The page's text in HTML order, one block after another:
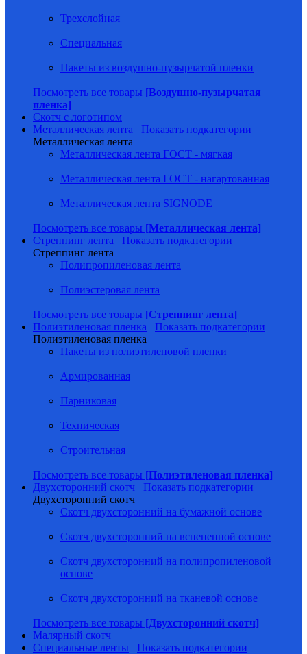
Трехслойная
Специальная
Пакеты из воздушно-пузырчатой пленки
Посмотреть все товары [Воздушно-пузырчатая
пленка]
Скотч с логотипом
Металлическая лента
Показать подкатегории
Металлическая лента
Металлическая лента ГОСТ - мягкая
Металлическая лента ГОСТ - нагартованная
Металлическая лента SIGNODE
Посмотреть все товары [Металлическая лента]
Стреппинг лента
Показать подкатегории
Стреппинг лента
Полипропиленовая лента
Полиэстеровая лента
Посмотреть все товары [Стреппинг лента]
Полиэтиленовая пленка
Показать подкатегории
Полиэтиленовая пленка
Пакеты из полиэтиленовой пленки
Армированная
Парниковая
Техническая
Строительная
Посмотреть все товары [Полиэтиленовая пленка]
Двухсторонний скотч
Показать подкатегории
Двухсторонний скотч
Скотч двухсторонний на бумажной основе
Скотч двухсторонний на вспененной основе
Скотч двухсторонний на полипропиленовой
основе
Скотч двухсторонний на тканевой основе
Посмотреть все товары [Двухсторонний скотч]
Малярный скотч
Специальные ленты
Показать подкатегории